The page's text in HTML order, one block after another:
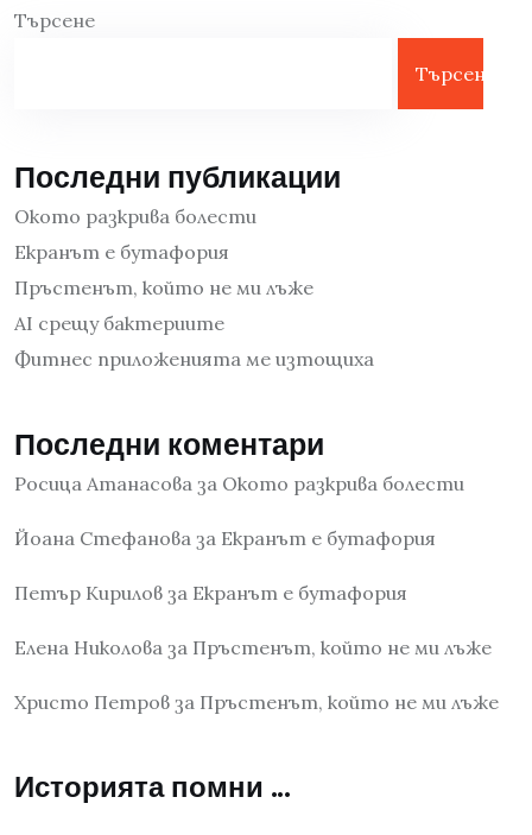
Търсене
Търсене
Последни публикации
Окото разкрива болести
Екранът е бутафория
Пръстенът, който не ми лъже
AI срещу бактериите
Фитнес приложенията ме изтощиха
Последни коментари
Росица Атанасова за Окото разкрива болести
Йоана Стефанова за Екранът е бутафория
Петър Кирилов за Екранът е бутафория
Елена Николова за Пръстенът, който не ми лъже
Христо Петров за Пръстенът, който не ми лъже
Историята помни …